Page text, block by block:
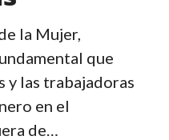
la Mujer,
que
y las trabajadoras
en el
de…